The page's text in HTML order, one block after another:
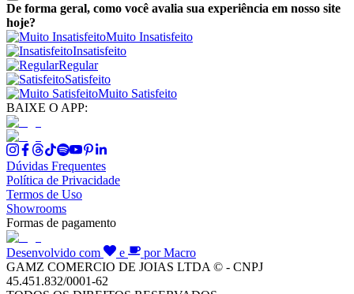
De forma geral, como você avalia sua experiência em nosso site
hoje?
Muito Insatisfeito
Insatisfeito
Regular
Satisfeito
Muito Satisfeito
BAIXE O APP:
Dúvidas Frequentes
Política de Privacidade
Termos de Uso
Showrooms
Formas de pagamento
Desenvolvido com e
por Macro
GAMZ COMERCIO DE JOIAS LTDA © - CNPJ
45.451.832/0001-62